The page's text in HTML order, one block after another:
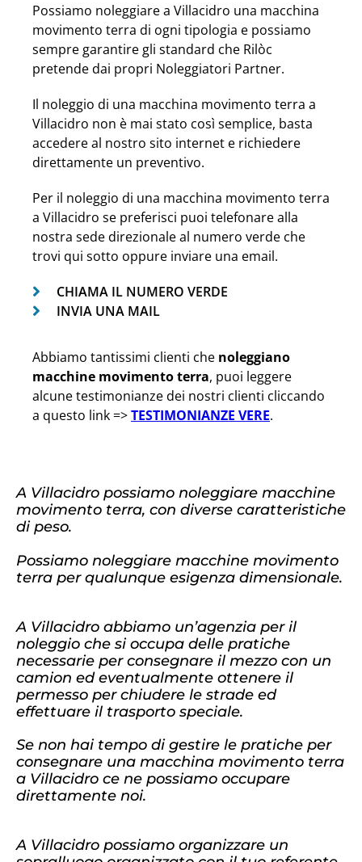
Possiamo noleggiare a Villacidro una macchina
movimento terra di ogni tipologia e possiamo
sempre garantire gli standard che Rilòc
pretende dai propri Noleggiatori Partner.
Il noleggio di una macchina movimento terra a
Villacidro non è mai stato così semplice, basta
accedere al nostro sito internet e richiedere
direttamente un preventivo.
Per il noleggio di una macchina movimento terra
a Villacidro se preferisci puoi telefonare alla
nostra sede direzionale al numero verde che
trovi qui sotto oppure inviare una email.
CHIAMA IL NUMERO VERDE
INVIA UNA MAIL
Abbiamo tantissimi clienti che noleggiano
macchine movimento terra, puoi leggere
alcune testimonianze dei nostri clienti cliccando
a questo link =>TESTIMONIANZE VERE.
A Villacidro possiamo noleggiare macchine
movimento terra, con diverse caratteristiche
di peso.
Possiamo noleggiare macchine movimento
terra per qualunque esigenza dimensionale.
A Villacidro abbiamo un’agenzia per il
noleggio che si occupa delle pratiche
necessarie per consegnare il mezzo con un
camion ed eventualmente ottenere il
permesso per chiudere le strade ed
effettuare il trasporto speciale.
Se non hai tempo di gestire le pratiche per
consegnare una macchina movimento terra
a Villacidro ce ne possiamo occupare
direttamente noi.
A Villacidro possiamo organizzare un